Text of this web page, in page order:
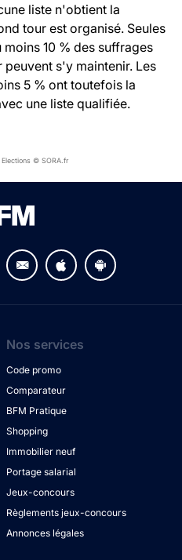
liste n'obtient la
tour est organisé. Seules
10 % des suffrages
s'y maintenir. Les
5 % ont toutefois la
une liste qualifiée.
Elections © SORA.fr
Nos services
Code promo
Comparateur
BFM Pratique
Shopping
Immobilier neuf
Portage salarial
Jeux-concours
Règlements jeux-concours
Annonces légales